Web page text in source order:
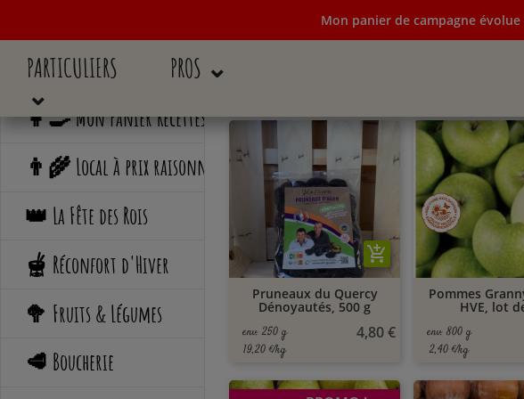
Mon panier de campagne
PARTICULIERS
⌄
PROS ⌄ Mon panier de campagne
👩‍🍳 Mon Panier Recettes
👨‍🌾 Local à prix raisonné
👑 La Fête des Rois
🫕 Réconfort d'Hiver
🥦 Fruits & Légumes
🥩 Boucherie
Pruneaux du Quercy
Dénoyautés, 500 g
add_shopping_cart
env. 250 g
19,20 €/kg
4,80 €
Pommes
HVE, lot
env. 800 g
2,40 €/kg